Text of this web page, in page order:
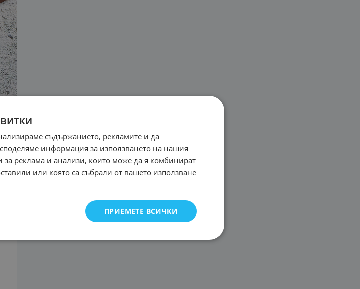
съдържанието, рекламите и да
информация за използването на нашия
за реклама и анализи, които може да я комбинират
или която са събрали от вашето използване
ПРИЕМЕТЕ ВСИЧКИ